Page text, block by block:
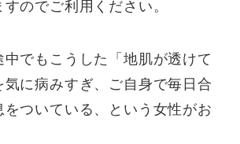
のでご利用ください。
でもこうした「地肌が透けて
気に病みすぎ、ご自身で毎日合
ついている、という女性がお